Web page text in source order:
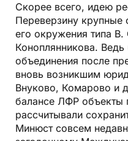
Скорее всего, идею
Переверзину крупные
его окружения типа
Коноплянникова.
объединения после
вновь возникшим
Внуково, Комарово и
балансе ЛФР объекты
рассчитывали
Минюст совсем